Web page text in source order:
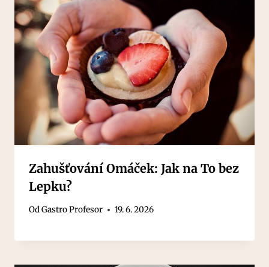
Zahušťování Omáček: Jak na To bez
Lepku?
OdGastro Profesor 19. 6. 2026